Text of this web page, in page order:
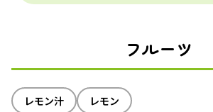
フルーツ
レモン汁 レモン